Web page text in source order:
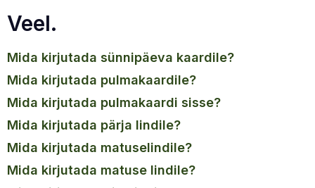
Veel.
mida kirjutada sünnipäeva kaardile?
mida kirjutada pulmakaardile?
mida kirjutada pulmakaardi sisse?
mida kirjutada pärja lindile?
mida kirjutada matuselindile?
mida kirjutada matuse lindile?